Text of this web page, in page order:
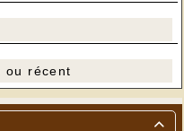

ou récent